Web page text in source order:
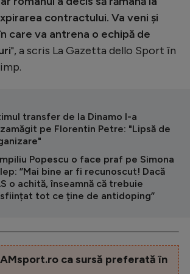
contractului. Va veni și
care va antrena o echipă de
", a scris La Gazetta dello Sport în
transfer de la Dinamo l-a
pe Florentin Petre: "Lipsă de
Popescu o face praf pe Simona
”Mai bine ar fi recunoscut! Dacă
o achită, înseamnă că trebuie
tot ce ține de antidoping”
ca sursă preferată în